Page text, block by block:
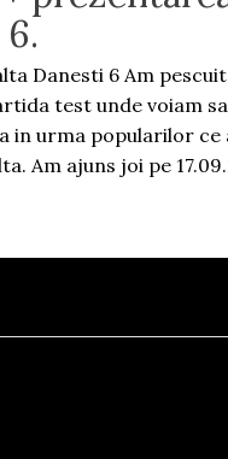
Danesti 6 Am
test unde voiam
in urma popularilor ce
Am ajuns joi pe